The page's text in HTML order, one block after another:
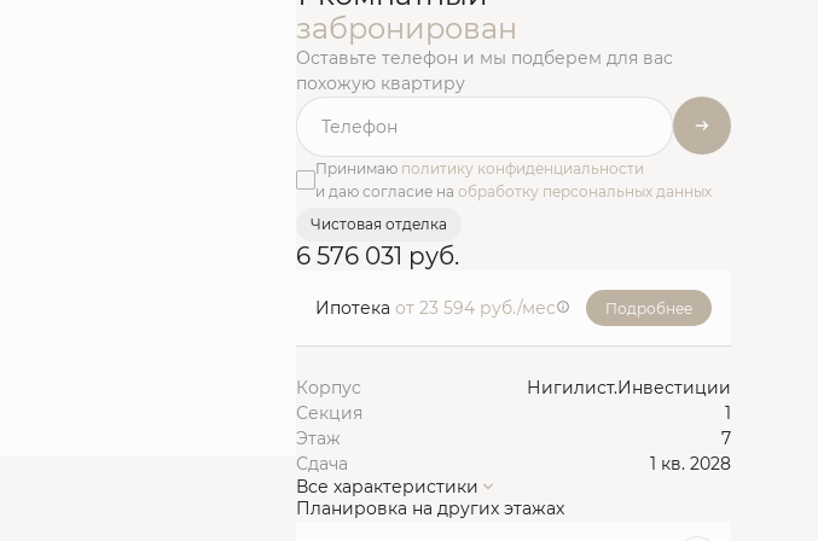
забронирован
Оставьте телефон и мы подберем для вас
похожую квартиру
Принимаю политику конфиденциальности
и даю согласие на обработку персональных данных
Чистовая отделка
6 576 031 руб.
Ипотека от 23 594 руб./мес Подробнее
Корпус
Нигилист.Инвестиции
Секция
1
Этаж
7
Сдача
1 кв. 2028
Все характеристики
Планировка на других этажах